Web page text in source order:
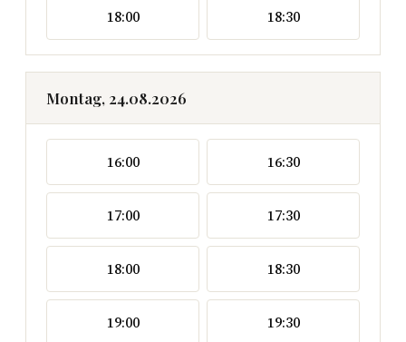
18:00 18:30
Montag, 24.08.2026
16:00 16:30
17:00 17:30
18:00 18:30
19:00 19:30